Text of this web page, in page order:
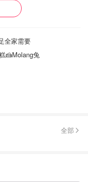
全家需要
🍰Molang兔
全部